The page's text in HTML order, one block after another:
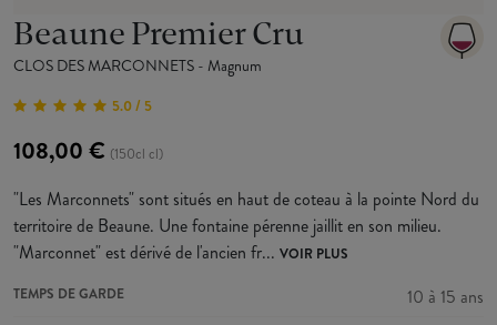
Beaune Premier Cru
CLOS DES MARCONNETS - Magnum
5.0 / 5
108,00 € (150cl cl)
"Les Marconnets" sont situés en haut de coteau à la pointe Nord du
territoire de Beaune. Une fontaine pérenne jaillit en son milieu.
"Marconnet" est dérivé de l'ancien fr... VOIR PLUS
TEMPS DE GARDE
10 à 15 ans